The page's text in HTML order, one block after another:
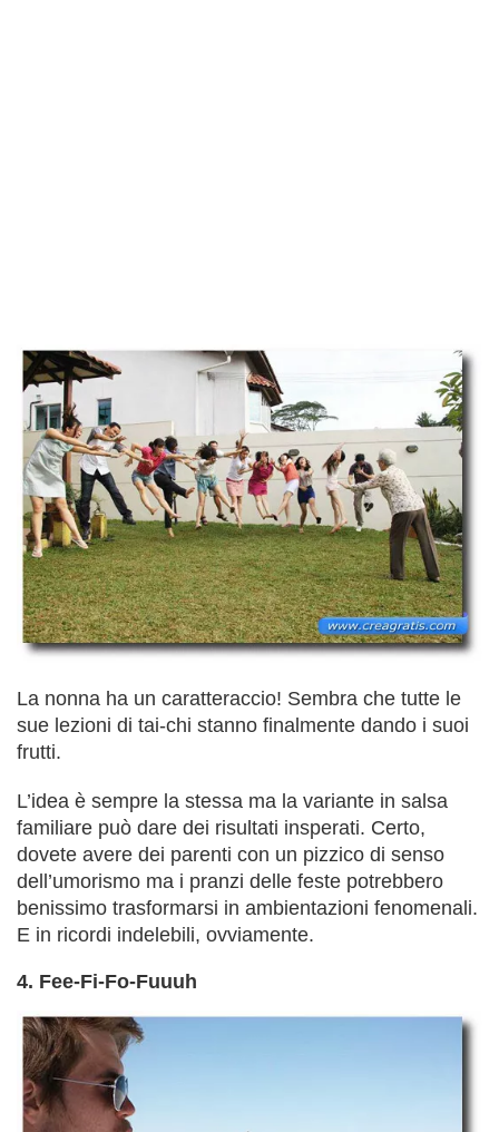
La nonna ha un caratteraccio! Sembra che tutte le
sue lezioni di tai-chi stanno finalmente dando i suoi
frutti.
L’idea è sempre la stessa ma la variante in salsa
familiare può dare dei risultati insperati. Certo,
dovete avere dei parenti con un pizzico di senso
dell’umorismo ma i pranzi delle feste potrebbero
benissimo trasformarsi in ambientazioni fenomenali.
E in ricordi indelebili, ovviamente.
4. Fee-Fi-Fo-Fuuuh